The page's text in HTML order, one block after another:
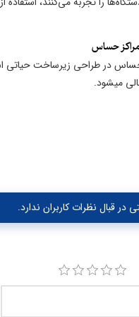
حساس
حساس در طراحی زیرساخت حیاتی
میشود.
در قبال نظرات کاربران ندارد.